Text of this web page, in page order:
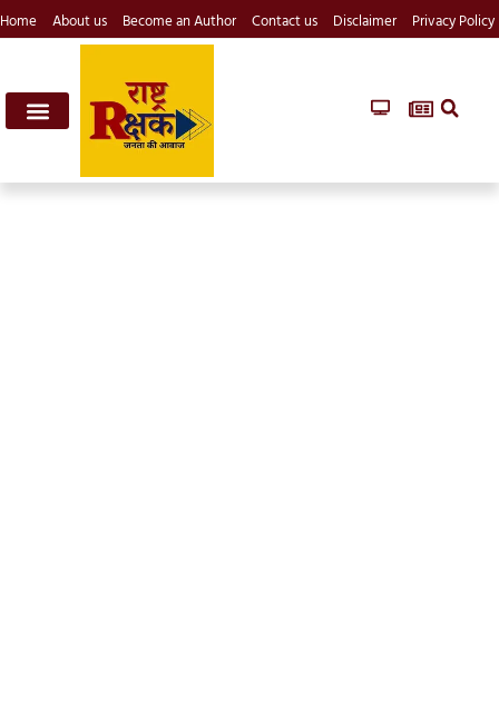
Home About us Become an Author Contact us Disclaimer Privacy Policy